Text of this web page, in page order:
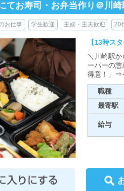
てお寿司・お弁当作り＠川
お仕事 学生歓迎 主婦・主夫歓迎 20
【13時ス
＼川崎駅
ーパーの
得意！」⇒
職種
最寄駅
給与